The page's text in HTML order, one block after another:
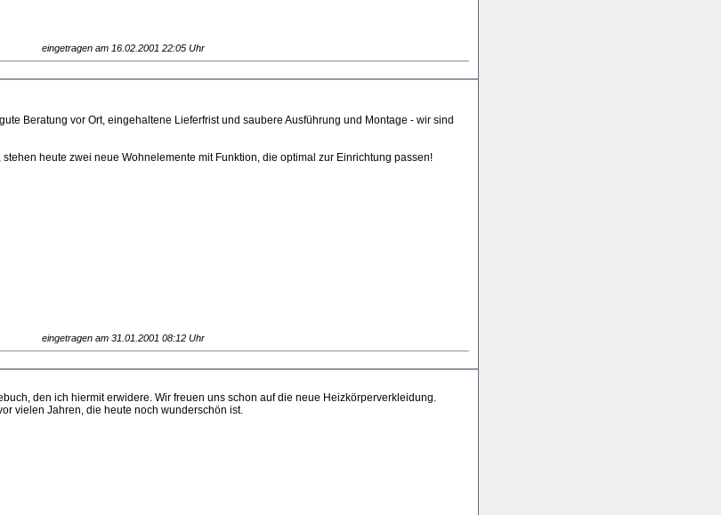
eingetragen am 16.02.2001 22:05 Uhr
Beratung vor Ort, eingehaltene Lieferfrist und saubere Ausführung und Montage - wir sind
heute zwei neue Wohnelemente mit Funktion, die optimal zur Einrichtung passen!
eingetragen am 31.01.2001 08:12 Uhr
den ich hiermit erwidere. Wir freuen uns schon auf die neue Heizkörperverkleidung.
vielen Jahren, die heute noch wunderschön ist.